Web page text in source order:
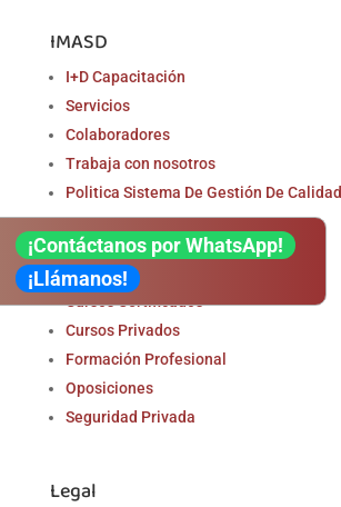
IMASD
I+D Capacitación
Servicios
Colaboradores
Trabaja con nosotros
Politica Sistema De Gestión De Calidad
Formación
Cursos Certificados
Cursos Privados
Formación Profesional
Oposiciones
Seguridad Privada
Legal
¡Contáctanos por WhatsApp!
¡Llámanos!